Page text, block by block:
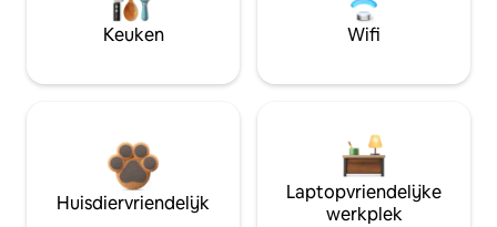
Keuken Wifi
Huisdiervriendelijk
Laptopvriendelijke
werkplek